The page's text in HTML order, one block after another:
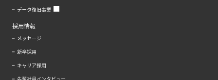
データ復旧事業
採用情報
メッセージ
新卒採用
キャリア採用
先輩社員インタビュー